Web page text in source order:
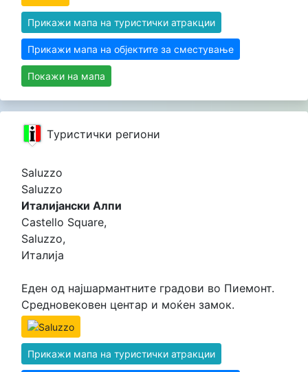
Прикажи мапа на туристички атракции
Прикажи мапа на објектите за сместување
Покажи на мапа
Tуристички региони
Saluzzo
Saluzzo
Италијански Алпи
Castello Square,
Saluzzo,
Италија
Еден од најшармантните градови во Пиемонт.
Средновековен центар и моќен замок.
Прикажи мапа на туристички атракции